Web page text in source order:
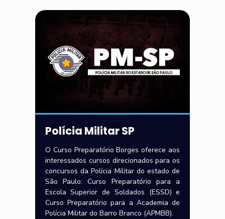
Polícia Militar SP
O Curso Preparatório Borges oferece aos
interessados cursos direcionados para os
concursos da Polícia Militar do estado de
São Paulo: Curso Preparatório para a
Escola Superior de Soldados (ESSD) e
Curso Preparatório para a Academia de
Polícia Militar do Barro Branco (APMBB).